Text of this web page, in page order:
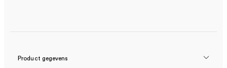
Product gegevens